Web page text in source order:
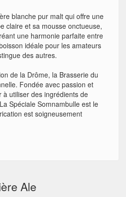
blanche pur malt qui offre une
claire et sa mousse onctueuse,
une harmonie parfaite entre
idéale pour les amateurs
des autres.
de la Drôme, la Brasserie du
Fondée avec passion et
utiliser des ingrédients de
Spéciale Somnambulle est le
est soigneusement
Ale